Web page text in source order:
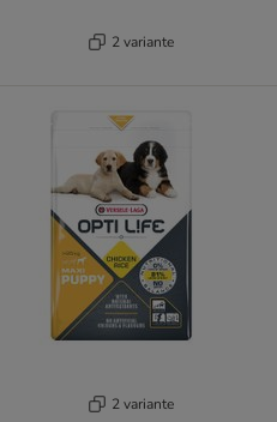
2 variante
2 variante